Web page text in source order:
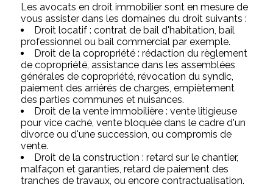
Les avocats en droit immobilier sont en mesure de
vous assister dans les domaines du droit suivants :
Droit locatif : contrat de bail d'habitation, bail
professionnel ou bail commercial par exemple.
Droit de la copropriété : rédaction du règlement
de copropriété, assistance dans les assemblées
générales de copropriété, révocation du syndic,
paiement des arriérés de charges, empiètement
des parties communes et nuisances.
Droit de la vente immobilière : vente litigieuse
pour vice caché, vente bloquée dans le cadre d'un
divorce ou d'une succession, ou compromis de
vente.
Droit de la construction : retard sur le chantier,
malfaçon et garanties, retard de paiement des
tranches de travaux, ou encore contractualisation.